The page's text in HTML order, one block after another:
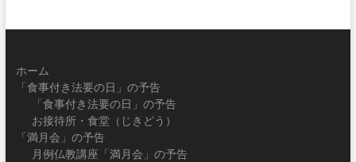
ホーム
「食事付き法要の日」の予告
「食事付き法要の日」の予告
お接待所・食堂（じきどう）
「満月会」の予告
月例仏教講座「満月会」の予告